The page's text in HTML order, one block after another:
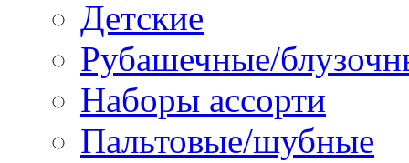
Детские
Рубашечные/
Наборы ассорти
Пальтовые/шубные